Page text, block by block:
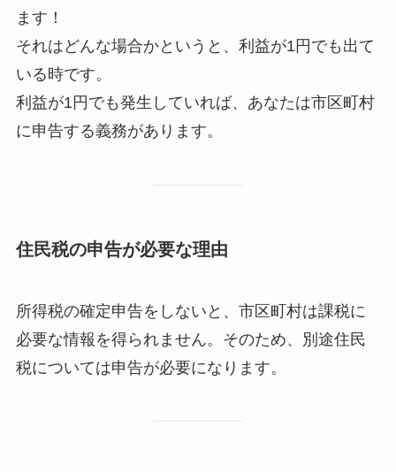
ます！
それはどんな場合かというと、利益が1円でも出て
いる時です。
利益が1円でも発生していれば、あなたは市区町村
に申告する義務があります。
住民税の申告が必要な理由
所得税の確定申告をしないと、市区町村は課税に
必要な情報を得られません。そのため、別途住民
税については申告が必要になります。